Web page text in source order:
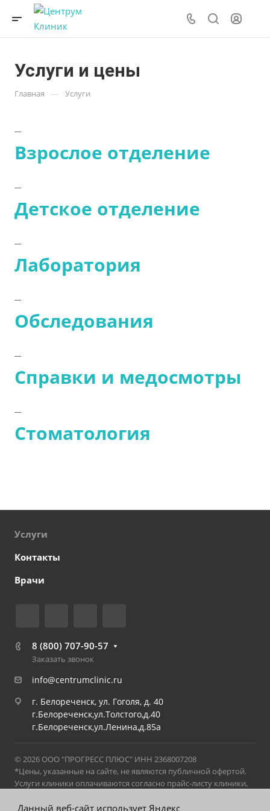
Услуги и цены
Главная — Услуги
Взрослое отделение
Детское отделение
Лаборатория
Обследования
Справки и медосмотры
Стоматология
Услуги
Контакты
Врачи
8 (800) 707-90-57
Заказать звонок
info@centrumclinic.ru
г. Белореченск, ул. Гоголя, д. 40
г.Белореченск,ул.Толстого,д.40
г.Белореченск,ул.Ленина,д.85а
© 2026 ООО "ПРОГРЕСС ПЛЮС" ИНН 2368007208
*Цены, указанные на сайте, не являются публичной офертой.
Услуги клиники оплачиваются согласно прайс-листу клиники,
прайс-листом можно ознакомиться в клинике на стойке
Данный веб-сайт использует Яндекс